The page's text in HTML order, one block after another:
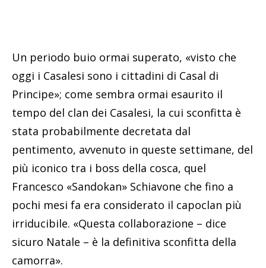
Un periodo buio ormai superato, «visto che
oggi i Casalesi sono i cittadini di Casal di
Principe»; come sembra ormai esaurito il
tempo del clan dei Casalesi, la cui sconfitta è
stata probabilmente decretata dal
pentimento, avvenuto in queste settimane, del
più iconico tra i boss della cosca, quel
Francesco «Sandokan» Schiavone che fino a
pochi mesi fa era considerato il capoclan più
irriducibile. «Questa collaborazione – dice
sicuro Natale – è la definitiva sconfitta della
camorra».